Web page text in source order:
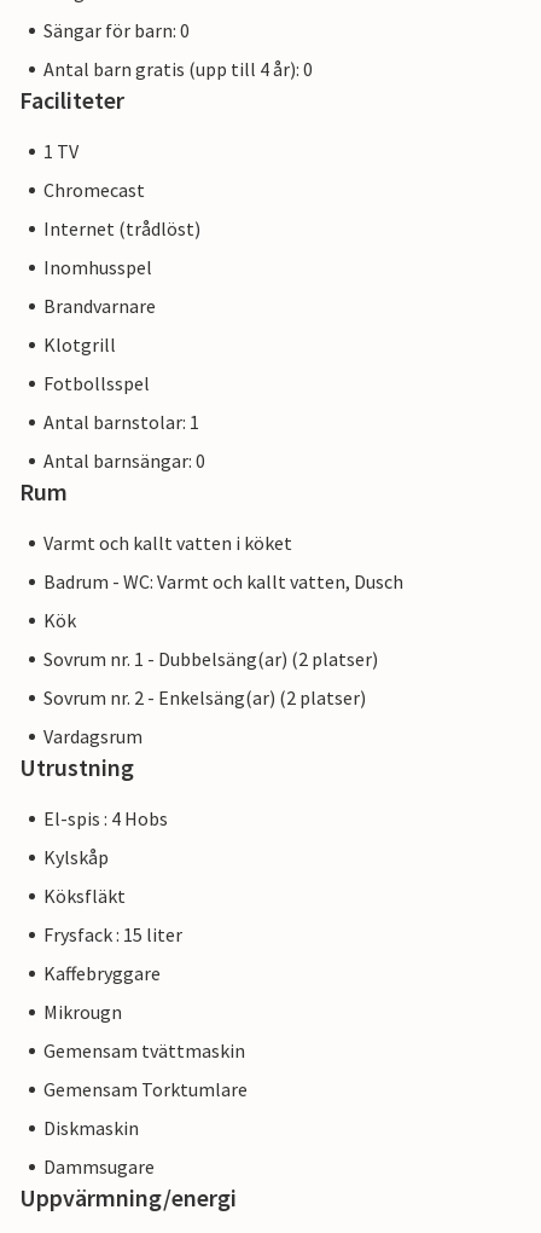
Sängar för barn: 0
Antal barn gratis (upp till 4 år): 0
Faciliteter
1 TV
Chromecast
Internet (trådlöst)
Inomhusspel
Brandvarnare
Klotgrill
Fotbollsspel
Antal barnstolar: 1
Antal barnsängar: 0
Rum
Varmt och kallt vatten i köket
Badrum - WC: Varmt och kallt vatten, Dusch
Kök
Sovrum nr. 1 - Dubbelsäng(ar) (2 platser)
Sovrum nr. 2 - Enkelsäng(ar) (2 platser)
Vardagsrum
Utrustning
El-spis : 4 Hobs
Kylskåp
Köksfläkt
Frysfack : 15 liter
Kaffebryggare
Mikrougn
Gemensam tvättmaskin
Gemensam Torktumlare
Diskmaskin
Dammsugare
Uppvärmning/energi